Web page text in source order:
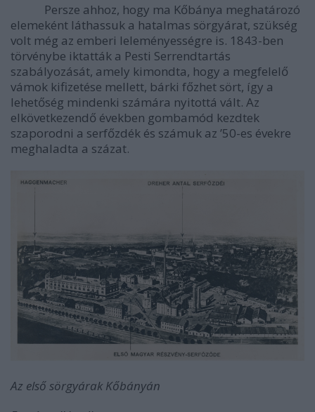
Persze ahhoz, hogy ma Kőbánya meghatározó
elemeként láthassuk a hatalmas sörgyárat, szükség
volt még az emberi leleményességre is. 1843-ben
törvénybe iktatták a Pesti Serrendtartás
szabályozását, amely kimondta, hogy a megfelelő
vámok kifizetése mellett, bárki főzhet sört, így a
lehetőség mindenki számára nyitottá vált. Az
elkövetkezendő években gombamód kezdtek
szaporodni a serfőzdék és számuk az ’50-es évekre
meghaladta a százat.
Az első sörgyárak Kőbányán